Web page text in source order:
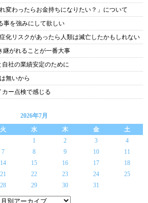
変わったらお金持ちになりたい？」について
事を強みにして欲しい
化リスクがあったら人類は滅亡したかもしれない
がれることが一番大事
社の業績安定のために
無いから
ー点検で感じる
2026年7月
火 水 木 金
土
1
2 3
4
7 8 9 10
11
14 15 16 17
18
21 22 23 24
25
28 29 30 31